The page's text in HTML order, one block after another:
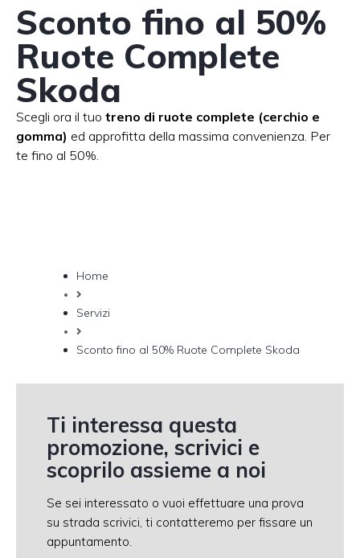
Sconto fino al 50%
Ruote Complete
Skoda
Scegli ora il tuo treno di ruote complete (cerchio e
gomma) ed approfitta della massima convenienza. Per
te fino al 50%.
Home
Servizi
Sconto fino al 50% Ruote Complete Skoda
Ti interessa questa
promozione, scrivici e
scoprilo assieme a noi
Se sei interessato o vuoi effettuare una prova
su strada scrivici, ti contatteremo per fissare un
appuntamento.